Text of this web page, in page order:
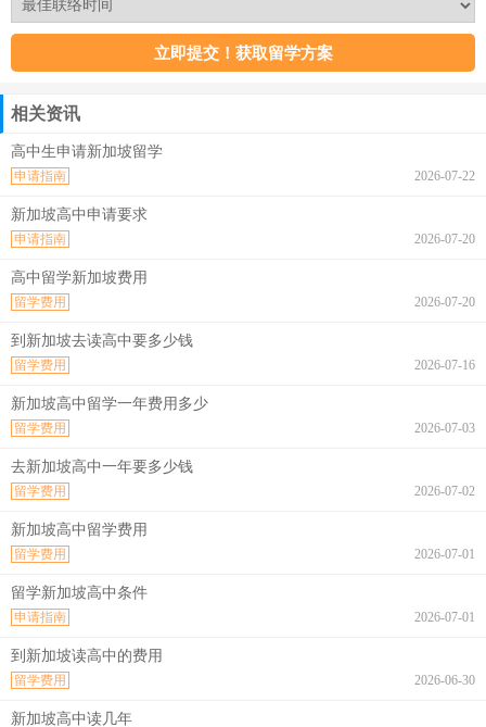
相关资讯
高中生申请新加坡留学
2026-07-22
申请指南
新加坡高中申请要求
2026-07-20
申请指南
高中留学新加坡费用
2026-07-20
留学费用
到新加坡去读高中要多少钱
2026-07-16
留学费用
新加坡高中留学一年费用多少
2026-07-03
留学费用
去新加坡高中一年要多少钱
2026-07-02
留学费用
新加坡高中留学费用
2026-07-01
留学费用
留学新加坡高中条件
2026-07-01
申请指南
到新加坡读高中的费用
2026-06-30
留学费用
新加坡高中读几年